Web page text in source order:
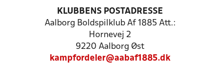
KLUBBENS POSTADRESSE
Aalborg Boldspilklub Af 1885 Att.:
Hornevej 2
9220 Aalborg Øst
kampfordeler@aabaf1885.dk